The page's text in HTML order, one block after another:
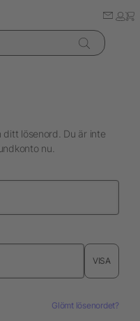
ditt lösenord. Du är inte
nu.
VISA
Glömt lösenordet?